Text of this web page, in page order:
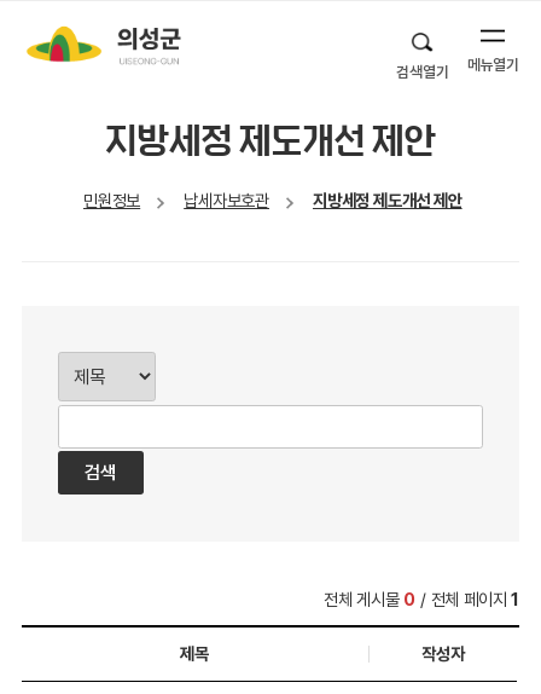
검색열기 메뉴열기
지방세정 제도개선 제안
민원정보 납세자보호관 지방세정 제도개선 제안
전체 게시물 0 / 전체 페이지1
제목 작성자